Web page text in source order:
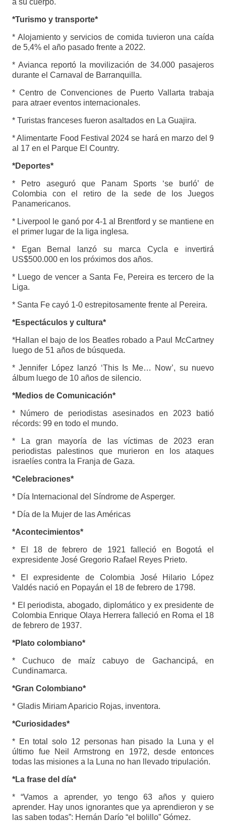
*Turismo y transporte*
* Alojamiento y servicios de comida tuvieron una caída
de 5,4% el año pasado frente a 2022.
* Avianca reportó la movilización de 34.000 pasajeros
durante el Carnaval de Barranquilla.
* Centro de Convenciones de Puerto Vallarta trabaja
para atraer eventos internacionales.
* Turistas franceses fueron asaltados en La Guajira.
* Alimentarte Food Festival 2024 se hará en marzo del 9
al 17 en el Parque El Country.
*Deportes*
* Petro aseguró que Panam Sports ‘se burló’ de
Colombia con el retiro de la sede de los Juegos
Panamericanos.
* Liverpool le ganó por 4-1 al Brentford y se mantiene en
el primer lugar de la liga inglesa.
* Egan Bernal lanzó su marca Cycla e invertirá
US$500.000 en los próximos dos años.
* Luego de vencer a Santa Fe, Pereira es tercero de la
Liga.
* Santa Fe cayó 1-0 estrepitosamente frente al Pereira.
*Espectáculos y cultura*
*Hallan el bajo de los Beatles robado a Paul McCartney
luego de 51 años de búsqueda.
* Jennifer López lanzó ‘This Is Me… Now’, su nuevo
álbum luego de 10 años de silencio.
*Medios de Comunicación*
* Número de periodistas asesinados en 2023 batió
récords: 99 en todo el mundo.
* La gran mayoría de las víctimas de 2023 eran
periodistas palestinos que murieron en los ataques
israelíes contra la Franja de Gaza.
*Celebraciones*
* Día Internacional del Síndrome de Asperger.
* Día de la Mujer de las Américas
*Acontecimientos*
* El 18 de febrero de 1921 falleció en Bogotá el
expresidente José Gregorio Rafael Reyes Prieto.
* El expresidente de Colombia José Hilario López
Valdés nació en Popayán el 18 de febrero de 1798.
* El periodista, abogado, diplomático y ex presidente de
Colombia Enrique Olaya Herrera falleció en Roma el 18
de febrero de 1937.
*Plato colombiano*
* Cuchuco de maíz cabuyo de Gachancipá, en
Cundinamarca.
*Gran Colombiano*
* Gladis Miriam Aparicio Rojas, inventora.
*Curiosidades*
* En total solo 12 personas han pisado la Luna y el
último fue Neil Armstrong en 1972, desde entonces
todas las misiones a la Luna no han llevado tripulación.
*La frase del día*
* “Vamos a aprender, yo tengo 63 años y quiero
aprender. Hay unos ignorantes que ya aprendieron y se
las saben todas”: Hernán Darío “el bolillo” Gómez.